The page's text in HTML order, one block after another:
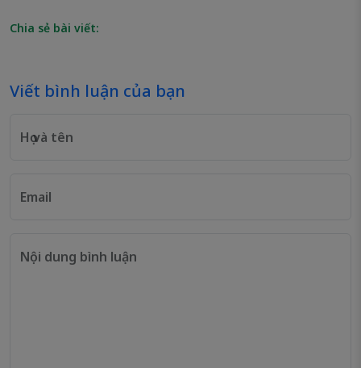
Chia sẻ bài viết:
Viết bình luận của bạn
Họ và tên
Email
Nội dung bình luận